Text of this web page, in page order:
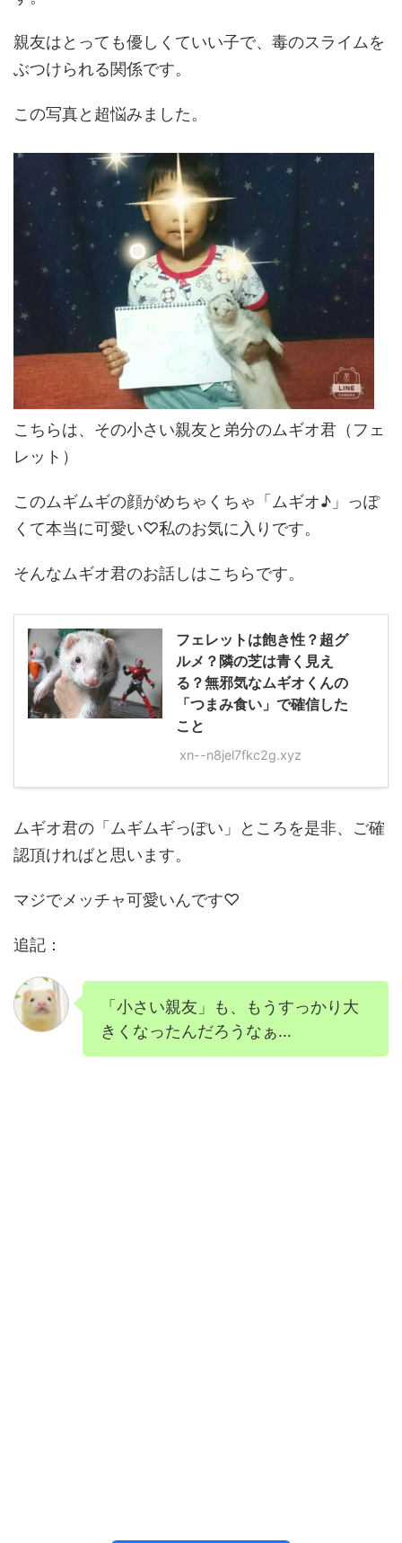
親友はとっても優しくていい子で、毒のスライムを
ぶつけられる関係です。
この写真と超悩みました。
こちらは、その小さい親友と弟分のムギオ君（フェ
レット）
このムギムギの顔がめちゃくちゃ「ムギオ♪」っぽ
くて本当に可愛い♡私のお気に入りです。
そんなムギオ君のお話しはこちらです。
フェレットは飽き性？超グ
ルメ？隣の芝は青く見え
る？無邪気なムギオくんの
「つまみ食い」で確信した
こと
xn--n8jel7fkc2g.xyz
ムギオ君の「ムギムギっぽい」ところを是非、ご確
認頂ければと思います。
マジでメッチャ可愛いんです♡
追記：
「小さい親友」も、もうすっかり大
きくなったんだろうなぁ…